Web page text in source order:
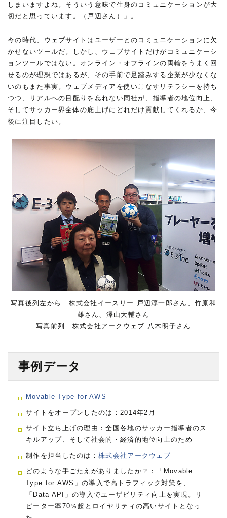
しまいますよね。そういう意味で生身のコミュニケーションが大
切だと思っています。（戸辺さん）」。
今の時代、ウェブサイトはユーザーとのコミュニケーションに欠
かせないツールだ。しかし、ウェブサイトだけがコミュニケーシ
ョンツールではない。オンライン・オフラインの両輪をうまく回
せるのが理想ではあるが、その手前で足踏みする企業が少なくな
いのもまた事実。ウェブメディアを使いこなすリテラシーを持ち
つつ、リアルへの目配りを忘れない同社が、指導者の地位向上、
そしてサッカー界全体の底上げにどれだけ貢献してくれるか、今
後に注目したい。
写真後列左から 株式会社イースリー 戸辺淳一郎さん、竹原和
雄さん、澤山大輔さん
写真前列 株式会社アークウェブ 八木明子さん
事例データ
Movable Type for AWS
サイトをオープンしたのは：2014年2月
サイト立ち上げの理由：全国各地のサッカー指導者のス
キルアップ、そして社会的・経済的地位向上のため
制作を担当したのは： 株式会社アークウェブ
どのような手ごたえがありましたか？：「Movable
Type for AWS」の導入で高トラフィック対策を、
「Data API」の導入でユーザビリティ向上を実現。リ
ピーター率70％超とロイヤリティの高いサイトとなっ